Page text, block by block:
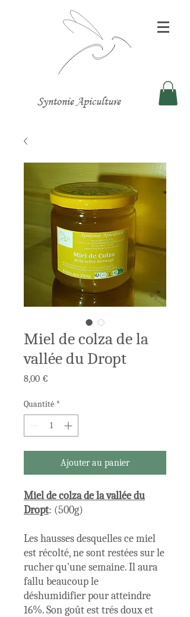
Syntonie Apiculture
Miel de colza de la
vallée du Dropt
8,00 €
Quantité *
Ajouter au panier
Miel de colza de la vallée du
Dropt: (500g)
Les hausses desquelles ce miel
est récolté, ne sont restées sur le
rucher qu'une semaine. Il aura
fallu beaucoup le
déshumidifier pour atteindre
16%. Son goût est trés doux et